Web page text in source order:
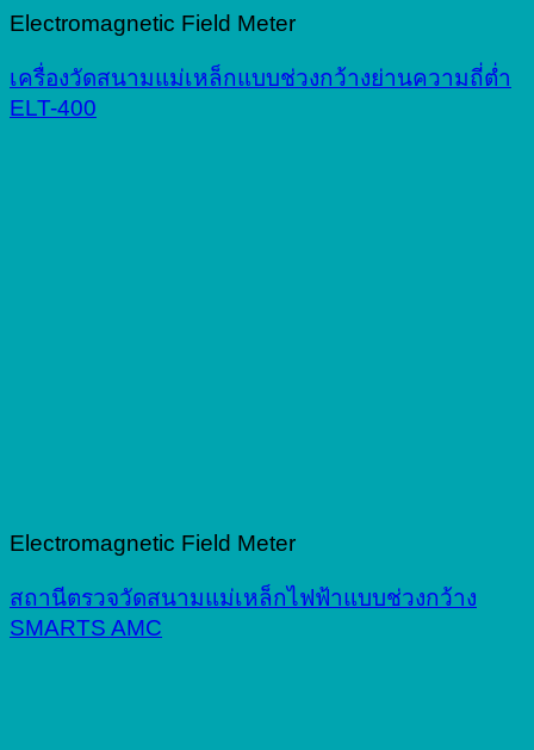
Electromagnetic Field Meter
เครื่องวัดสนามแม่เหล็กแบบช่วงกว้างย่านความถี่ต่ำ
ELT-400
Electromagnetic Field Meter
สถานีตรวจวัดสนามแม่เหล็กไฟฟ้าแบบช่วงกว้าง
SMARTS AMC